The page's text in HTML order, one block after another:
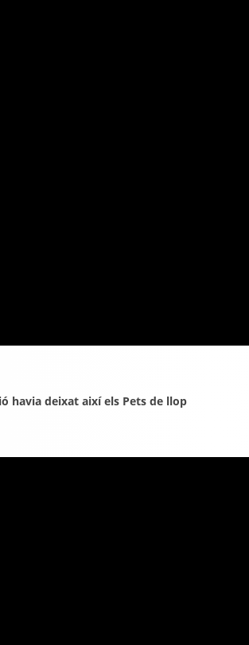
havia deixat així els Pets de llop